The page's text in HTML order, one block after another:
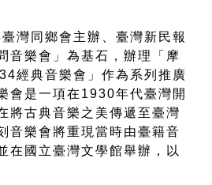
灣同鄉會主辦、臺灣新民報
音樂會」為基石，辦理「摩
經典音樂會」作為系列推廣
會是一項在1930年代臺灣開
將古典音樂之美傳遞至臺灣
音樂會將重現當時由臺籍音
在國立臺灣文學館舉辦，以